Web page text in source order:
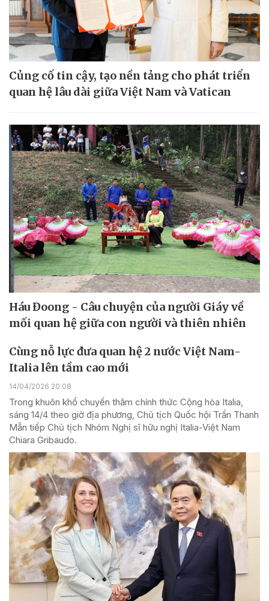
Củng cố tin cậy, tạo nền tảng cho phát triển
quan hệ lâu dài giữa Việt Nam và Vatican
Háu Đoong - Câu chuyện của người Giáy về
mối quan hệ giữa con người và thiên nhiên
Cùng nỗ lực đưa quan hệ 2 nước Việt Nam-
Italia lên tầm cao mới
14/04/2026 20:08
Trong khuôn khổ chuyến thăm chính thức Cộng hòa Italia,
sáng 14/4 theo giờ địa phương, Chủ tịch Quốc hội Trần Thanh
Mẫn tiếp Chủ tịch Nhóm Nghị sĩ hữu nghị Italia-Việt Nam
Chiara Gribaudo.